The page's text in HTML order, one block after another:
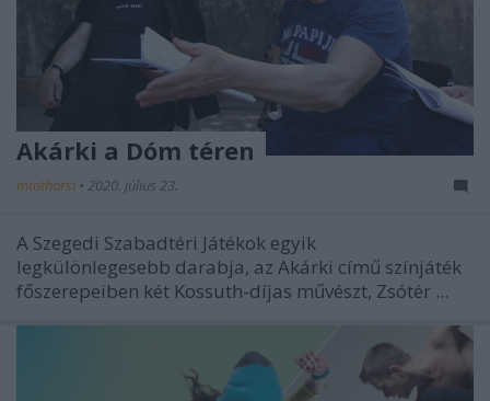
Akárki a Dóm téren
mtothorsi • 2020. július 23.
A Szegedi Szabadtéri Játékok egyik
legkülönlegesebb darabja, az Akárki című színjáték
főszerepeiben két Kossuth-díjas művészt, Zsótér ...